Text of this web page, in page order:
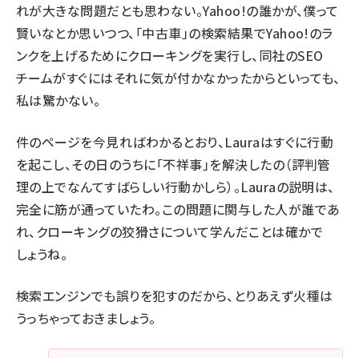
れが大きな問題だとも思わない。Yahoo!の誰かが、僕って
賢いなとか思いつつ、「中古車」の検索結果でYahoo!のラ
ンクを上げるためにクローキングを実行し、同社のSEO
チームがすぐにはそれに気が付かなかったからといっても、
私は驚かない。
件のページを今見ればわかるとおり、Lauraはすぐに行動
を起こし、その日のうちに「不祥事」を解決したの（評判管
理の上でなんてすばらしい行動かしら）。Lauraの説明は、
完全に筋が通っていたわ。この問題に関与した人が誰であ
れ、クローキングの狡猾さについて学んだことは確かで
しょうね。
検索エンジンでも誤りを犯すのだから、とりあえず火種は
うっちゃっておきましょう。